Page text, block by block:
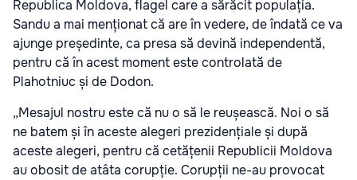
Republica Moldova, flagel care a sărăcit populația.
Sandu a mai menționat că are în vedere, de îndată ce va
ajunge președinte, ca presa să devină independentă,
pentru că în acest moment este controlată de
Plahotniuc și de Dodon.
„Mesajul nostru este că nu o să le reușească. Noi o să
ne batem și în aceste alegeri prezidențiale și după
aceste alegeri, pentru că cetățenii Republicii Moldova
au obosit de atâta corupție. Corupții ne-au provocat